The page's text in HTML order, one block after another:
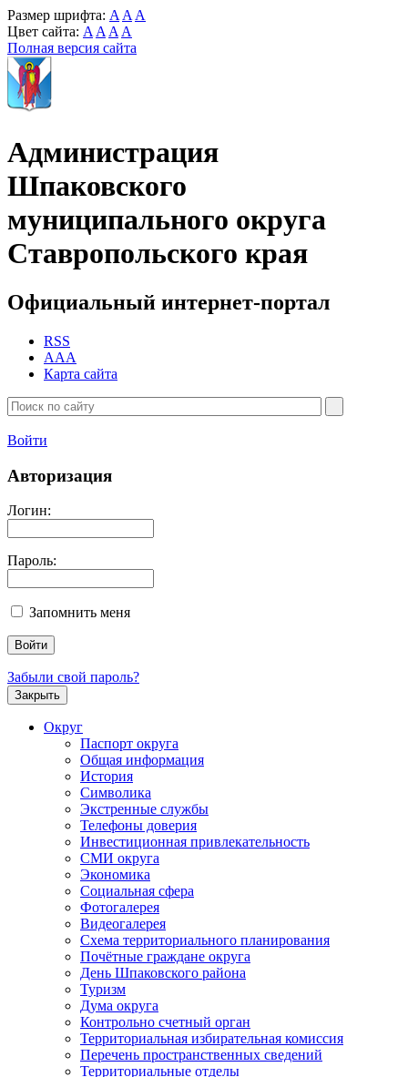
Размер шрифта: A A A
Цвет сайта: A A A A
Полная версия сайта
Администрация
Шпаковского
муниципального округа
Ставропольского края
Официальный интернет-портал
RSS
AAA
Карта сайта
Войти
Авторизация
Логин:
Пароль:
Запомнить меня
Забыли свой пароль?
Закрыть
Округ
Паспорт округа
Общая информация
История
Символика
Экстренные службы
Телефоны доверия
Инвестиционная привлекательность
СМИ округа
Экономика
Социальная сфера
Фотогалерея
Видеогалерея
Схема территориального планирования
Почётные граждане округа
День Шпаковского района
Туризм
Дума округа
Контрольно счетный орган
Территориальная избирательная комиссия
Перечень пространственных сведений
Территориальные отделы